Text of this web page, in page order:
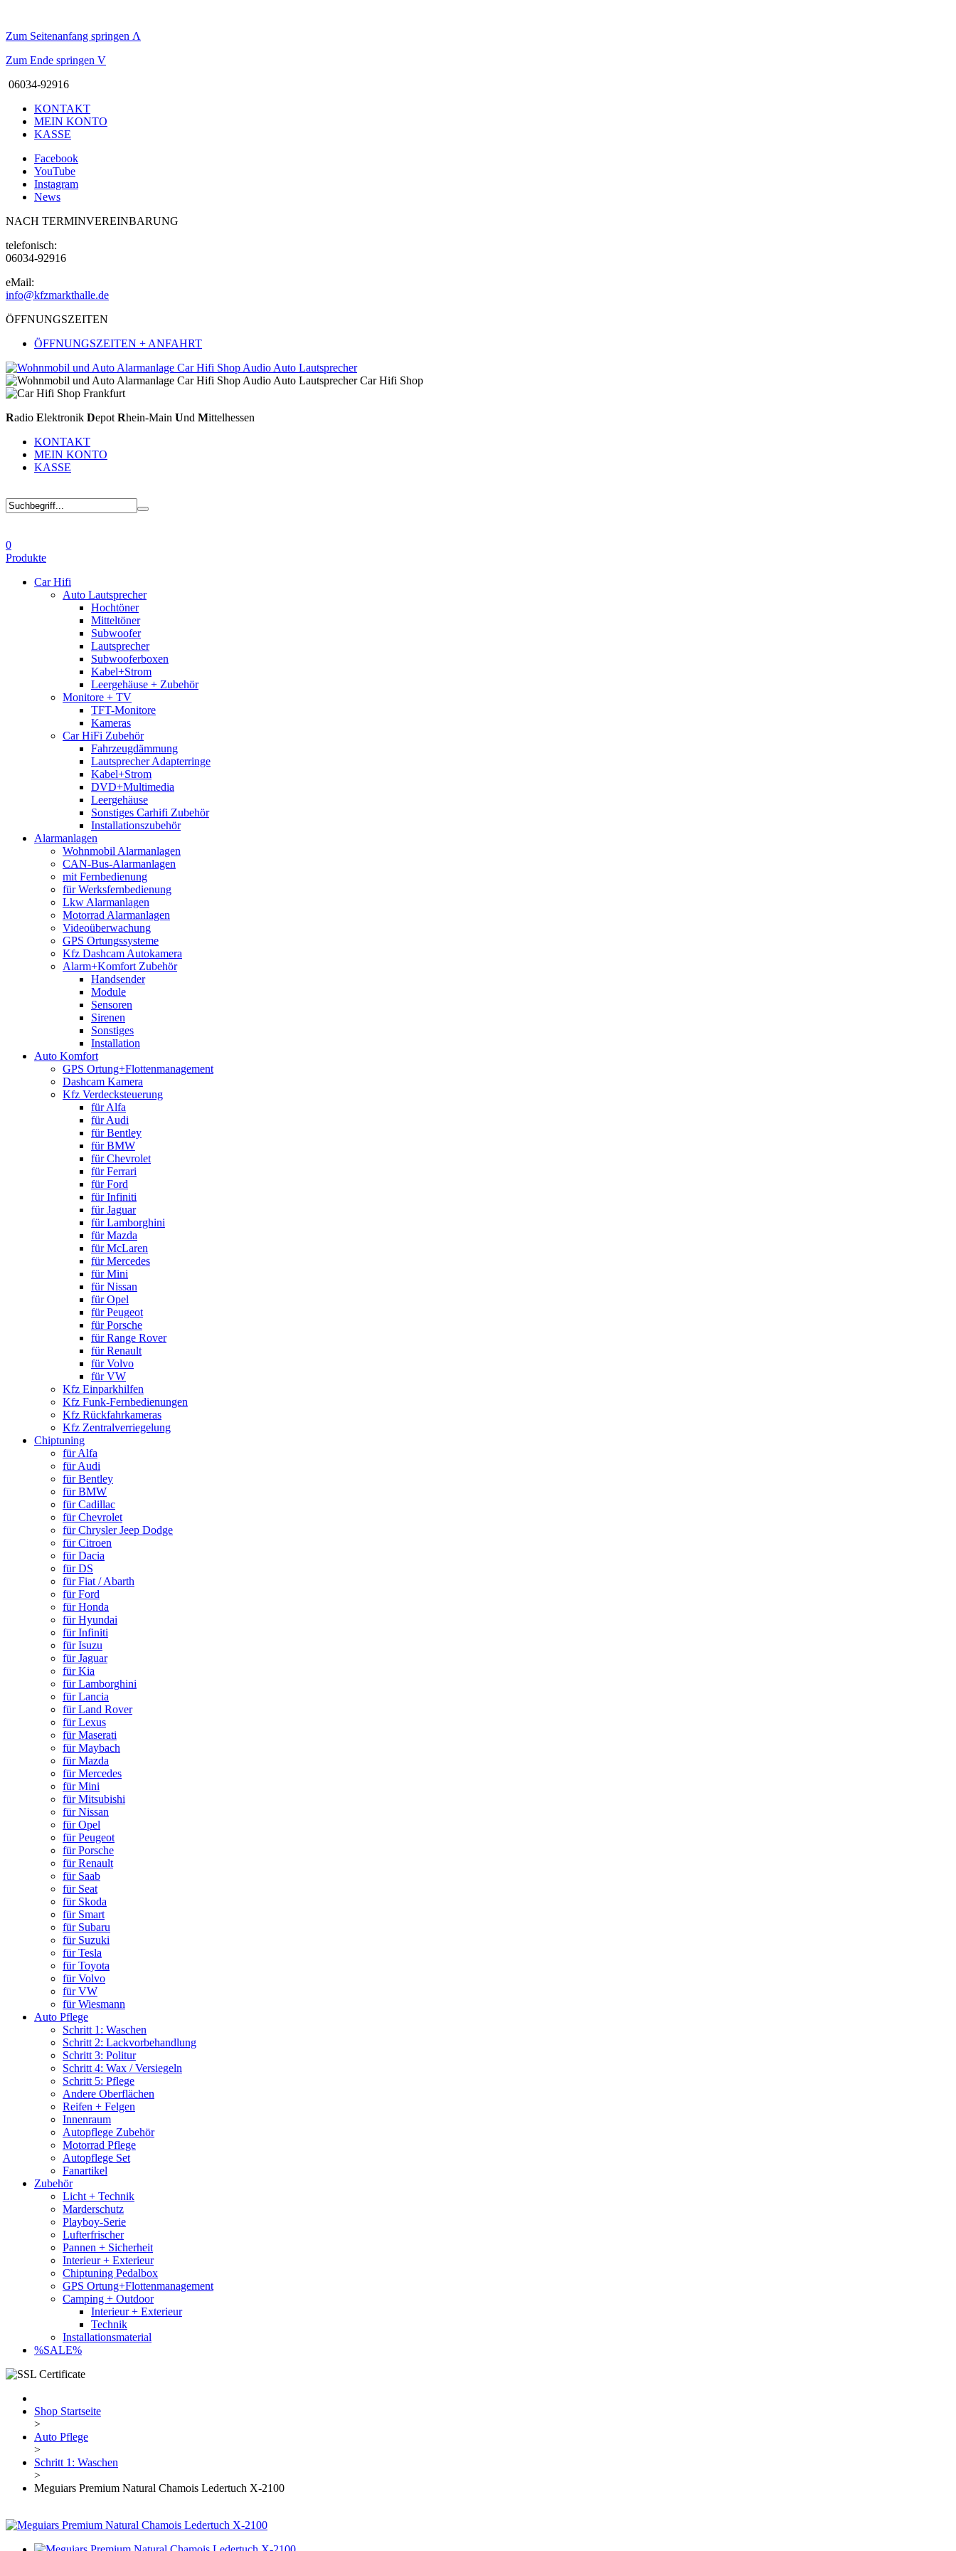
Zum Seitenanfang springen Λ
Zum Ende springen V
06034-92916
KONTAKT
MEIN KONTO
KASSE
Facebook
YouTube
Instagram
News
NACH TERMINVEREINBARUNG
telefonisch:
06034-92916
eMail:
info@kfzmarkthalle.de
ÖFFNUNGSZEITEN
ÖFFNUNGSZEITEN + ANFAHRT
Radio Elektronik Depot Rhein-Main Und Mittelhessen
KONTAKT
MEIN KONTO
KASSE
0
Produkte
Car Hifi
Auto Lautsprecher
Hochtöner
Mitteltöner
Subwoofer
Lautsprecher
Subwooferboxen
Kabel+Strom
Leergehäuse + Zubehör
Monitore + TV
TFT-Monitore
Kameras
Car HiFi Zubehör
Fahrzeugdämmung
Lautsprecher Adapterringe
Kabel+Strom
DVD+Multimedia
Leergehäuse
Sonstiges Carhifi Zubehör
Installationszubehör
Alarmanlagen
Wohnmobil Alarmanlagen
CAN-Bus-Alarmanlagen
mit Fernbedienung
für Werksfernbedienung
Lkw Alarmanlagen
Motorrad Alarmanlagen
Videoüberwachung
GPS Ortungssysteme
Kfz Dashcam Autokamera
Alarm+Komfort Zubehör
Handsender
Module
Sensoren
Sirenen
Sonstiges
Installation
Auto Komfort
GPS Ortung+Flottenmanagement
Dashcam Kamera
Kfz Verdecksteuerung
für Alfa
für Audi
für Bentley
für BMW
für Chevrolet
für Ferrari
für Ford
für Infiniti
für Jaguar
für Lamborghini
für Mazda
für McLaren
für Mercedes
für Mini
für Nissan
für Opel
für Peugeot
für Porsche
für Range Rover
für Renault
für Volvo
für VW
Kfz Einparkhilfen
Kfz Funk-Fernbedienungen
Kfz Rückfahrkameras
Kfz Zentralverriegelung
Chiptuning
für Alfa
für Audi
für Bentley
für BMW
für Cadillac
für Chevrolet
für Chrysler Jeep Dodge
für Citroen
für Dacia
für DS
für Fiat / Abarth
für Ford
für Honda
für Hyundai
für Infiniti
für Isuzu
für Jaguar
für Kia
für Lamborghini
für Lancia
für Land Rover
für Lexus
für Maserati
für Maybach
für Mazda
für Mercedes
für Mini
für Mitsubishi
für Nissan
für Opel
für Peugeot
für Porsche
für Renault
für Saab
für Seat
für Skoda
für Smart
für Subaru
für Suzuki
für Tesla
für Toyota
für Volvo
für VW
für Wiesmann
Auto Pflege
Schritt 1: Waschen
Schritt 2: Lackvorbehandlung
Schritt 3: Politur
Schritt 4: Wax / Versiegeln
Schritt 5: Pflege
Andere Oberflächen
Reifen + Felgen
Innenraum
Autopflege Zubehör
Motorrad Pflege
Autopflege Set
Fanartikel
Zubehör
Licht + Technik
Marderschutz
Playboy-Serie
Lufterfrischer
Pannen + Sicherheit
Interieur + Exterieur
Chiptuning Pedalbox
GPS Ortung+Flottenmanagement
Camping + Outdoor
Interieur + Exterieur
Technik
Installationsmaterial
%SALE%
Shop Startseite
>
Auto Pflege
>
Schritt 1: Waschen
>
Meguiars Premium Natural Chamois Ledertuch X-2100